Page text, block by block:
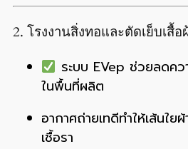
2. โรงงานสิ่งทอและตัดเย็บเสื้อ
ระบบ EVep ช่วยลดค
ในพื้นที่ผลิต
อากาศถ่ายเทดีทำให้เส้นใ
เชื้อรา